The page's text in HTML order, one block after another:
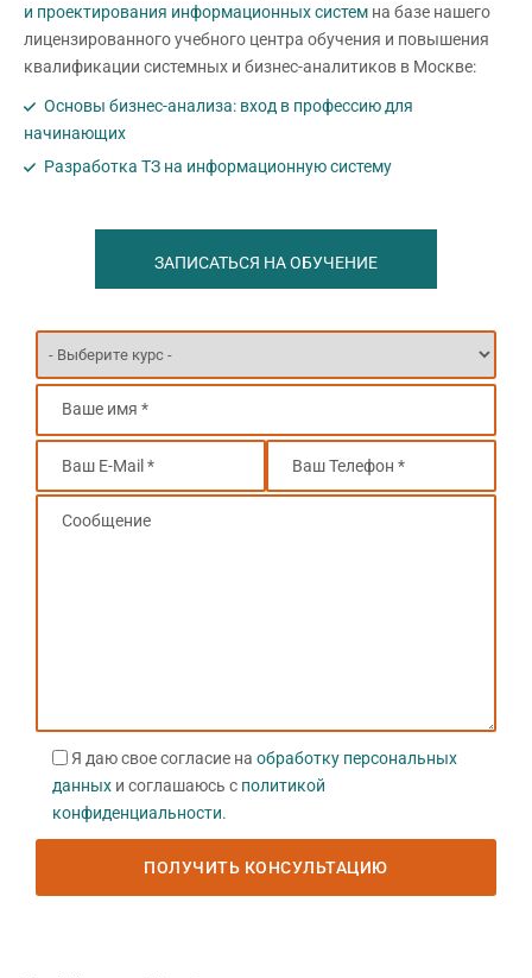
и проектирования информационных систем на базе нашего
лицензированного учебного центра обучения и повышения
квалификации системных и бизнес-аналитиков в Москве:
Основы бизнес-анализа: вход в профессию для
начинающих
Разработка ТЗ на информационную систему
ЗАПИСАТЬСЯ НА ОБУЧЕНИЕ
Я даю свое согласие на обработку персональных
данных и соглашаюсь с политикой
конфиденциальности.